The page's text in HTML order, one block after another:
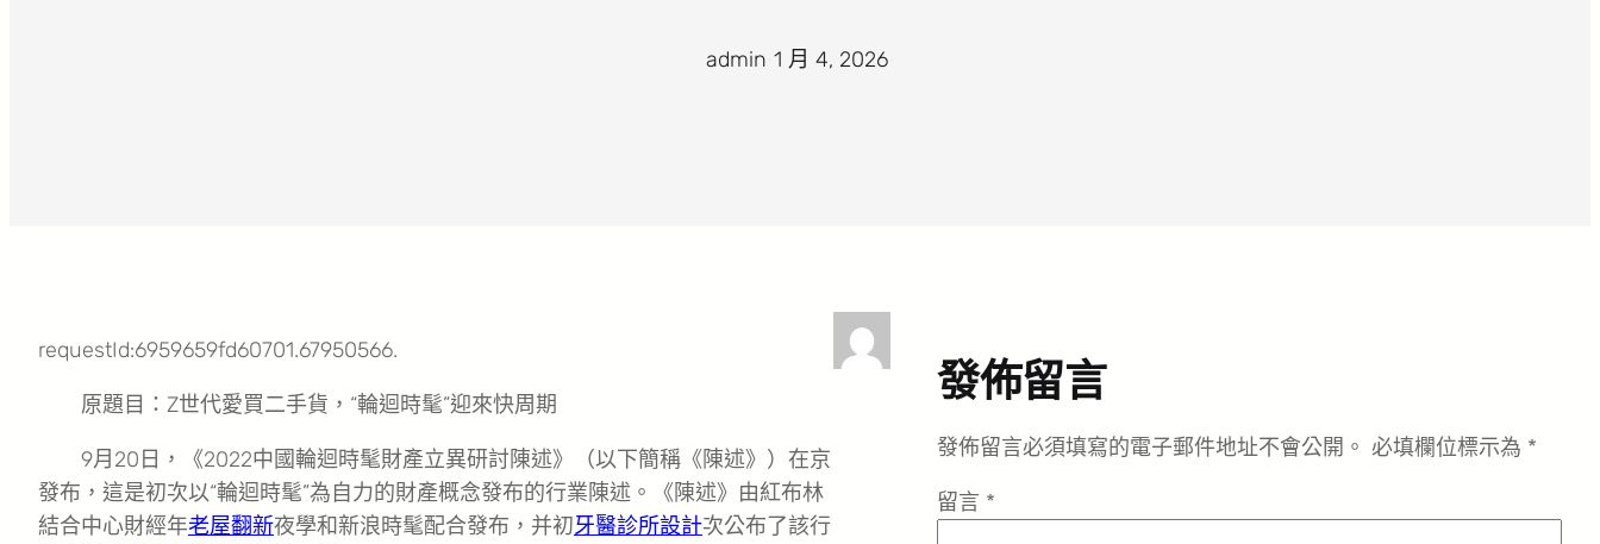
admin 1 月 4, 2026·
requestId:6959659fd60701.67950566.
原題目： Z世代愛買二手貨，“輪迴時髦”迎來快周期
9月20日，《2022中國輪迴時髦財產立異研討陳述》（以下簡稱《陳述》）在京
發布，這是初次以“輪迴時髦”為自力的財產概念發布的行業陳述。《陳述》由紅布林
結合中心財經年老屋翻新夜學和新浪時髦配合發布，并初牙醫診所設計次公布了該行
發佈留言
發佈留言必須填寫的電子郵件地址不會公開。 必填欄位標示為 *
留言 *